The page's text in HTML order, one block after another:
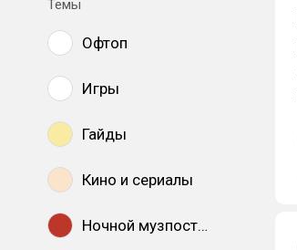
Темы
Офтоп
Игры
Гайды
Кино и сериалы
Ночной музпостинг